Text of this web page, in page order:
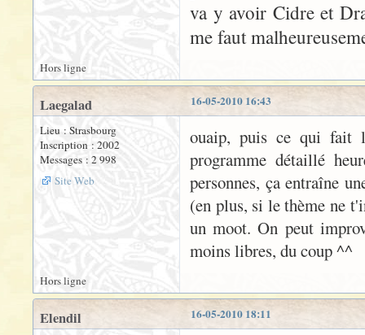
va y avoir Cidre et
me faut
Hors ligne
16-05-2010 16:43
Laegalad
Lieu : Strasbourg
Inscription : 2002
Messages : 2 998
Site Web
ouaip, puis ce qui fait
programme détaillé
personnes, ça entraîne
(en plus, si le thème ne
un moot. On peut
moins libres, du coup ^^
Hors ligne
16-05-2010 18:11
Elendil